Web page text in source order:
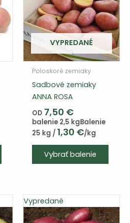
Tento
variantov.
Varianty
si
VYPREDANÉ
Poloskoré zemiaky
Sadbové zemiaky
ANNA ROSA
OD 7,50 €
balenie 2,5 kgBalenie
25 kg / 1,30 €/kg
Vybrať balenie
Vypredané